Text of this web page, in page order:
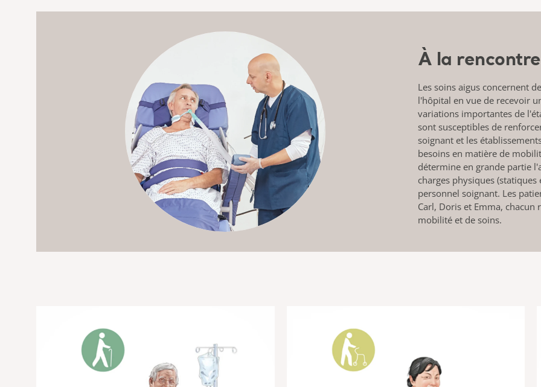
À la
Les soins aigus concernent
l'hôpital en vue de recevoir
variations importantes de
sont susceptibles de
soignant et les
besoins en matière de
détermine en grande partie
charges physiques
personnel soignant. Les
Carl, Doris et Emma,
mobilité et de soins.